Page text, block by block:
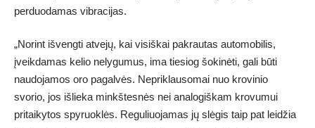
perduodamas vibracijas.
„Norint išvengti atvejų, kai visiškai pakrautas automobilis,
įveikdamas kelio nelygumus, ima tiesiog šokinėti, gali būti
naudojamos oro pagalvės. Nepriklausomai nuo krovinio
svorio, jos išlieka minkštesnės nei analogiškam krovumui
pritaikytos spyruoklės. Reguliuojamas jų slėgis taip pat leidžia